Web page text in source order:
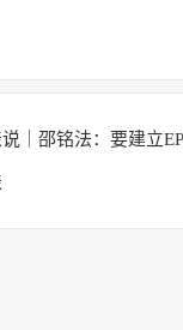
｜邵铭法：要建立